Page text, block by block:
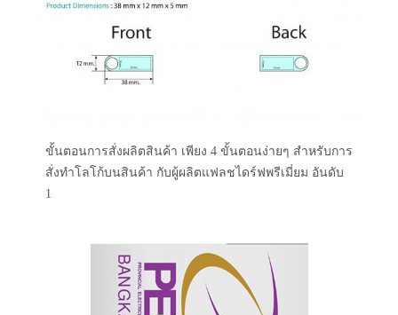
ขั้นตอนการสั่งผลิตสินค้า เพียง 4 ขั้นตอนง่ายๆ สำหรับการ
สั่งทำโลโก้บนสินค้า กับผู้ผลิตแฟลชไดร์ฟพรีเมี่ยม อันดับ
1